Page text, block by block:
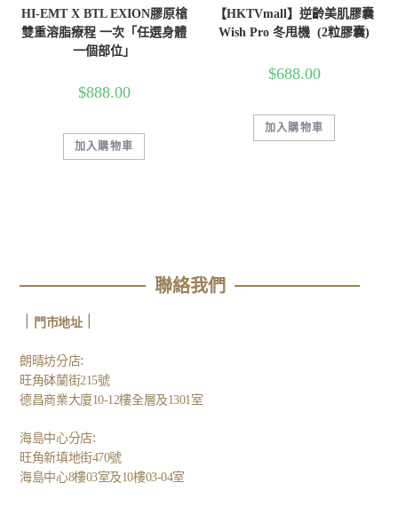
HI-EMT X BTL EXION膠原槍
雙重溶脂療程 一次「任選身體
一個部位」
$888.00
加入購物車
【HKTVmall】逆齡美肌膠囊
Wish Pro 冬甩機 (2粒膠囊)
$688.00
加入購物車
聯絡我們
門市地址｜
朗晴坊分店:
旺角砵蘭街215號
德昌商業大廈10-12樓全層及1301室
海島中心分店:
旺角新填地街470號
海島中心8樓03室及10樓03-04室